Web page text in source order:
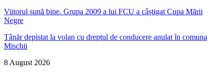
Viitorul sună bine. Grupa 2009 a lui FCU a câștigat Cupa Mării
Negre
Tânăr depistat la volan cu dreptul de conducere anulat în comuna
Mischii
8 August 2026